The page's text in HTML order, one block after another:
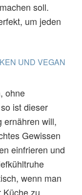
soll.
um jeden
UND VEGAN
ohne
ist dieser
ernähren will,
Gewissen
einfrieren und
wenn man
zu…